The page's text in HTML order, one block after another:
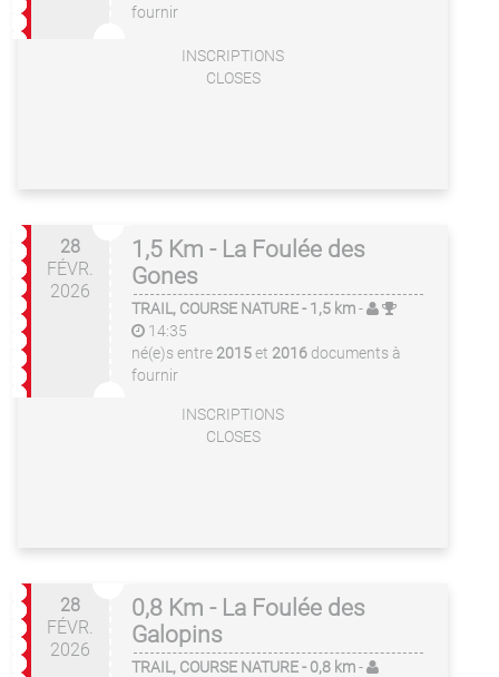
fournir
INSCRIPTIONS
CLOSES
28
FÉVR.
2026
1,5 Km - La Foulée des
Gones
TRAIL, COURSE NATURE- 1,5 km-
14:35
né(e)s entre 2015et 2016 documents à
fournir
INSCRIPTIONS
CLOSES
28
FÉVR.
2026
0,8 Km - La Foulée des
Galopins
TRAIL, COURSE NATURE- 0,8 km-